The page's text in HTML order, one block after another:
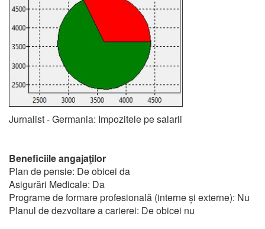
Jurnalist - Germania: Impozitele pe salarii
Beneficiile angajaţilor
Plan de pensie: De obicei da
Asigurări Medicale: Da
Programe de formare profesională (interne și externe): Nu
Planul de dezvoltare a carierei: De obicei nu